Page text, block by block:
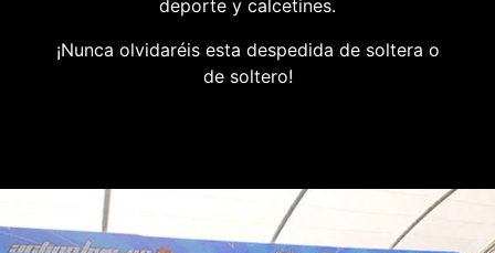
deporte y calcetines.
¡Nunca olvidaréis esta despedida de soltera o
de soltero!